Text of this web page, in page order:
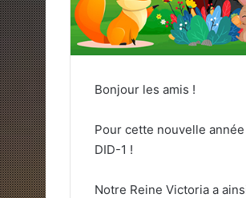
Bonjour les amis !
Pour cette nouvelle
DID-1 !
Notre Reine Victoria a